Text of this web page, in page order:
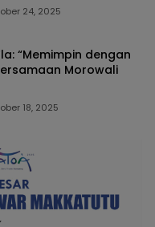
24, 2025
“Memimpin dengan
Morowali
18, 2025